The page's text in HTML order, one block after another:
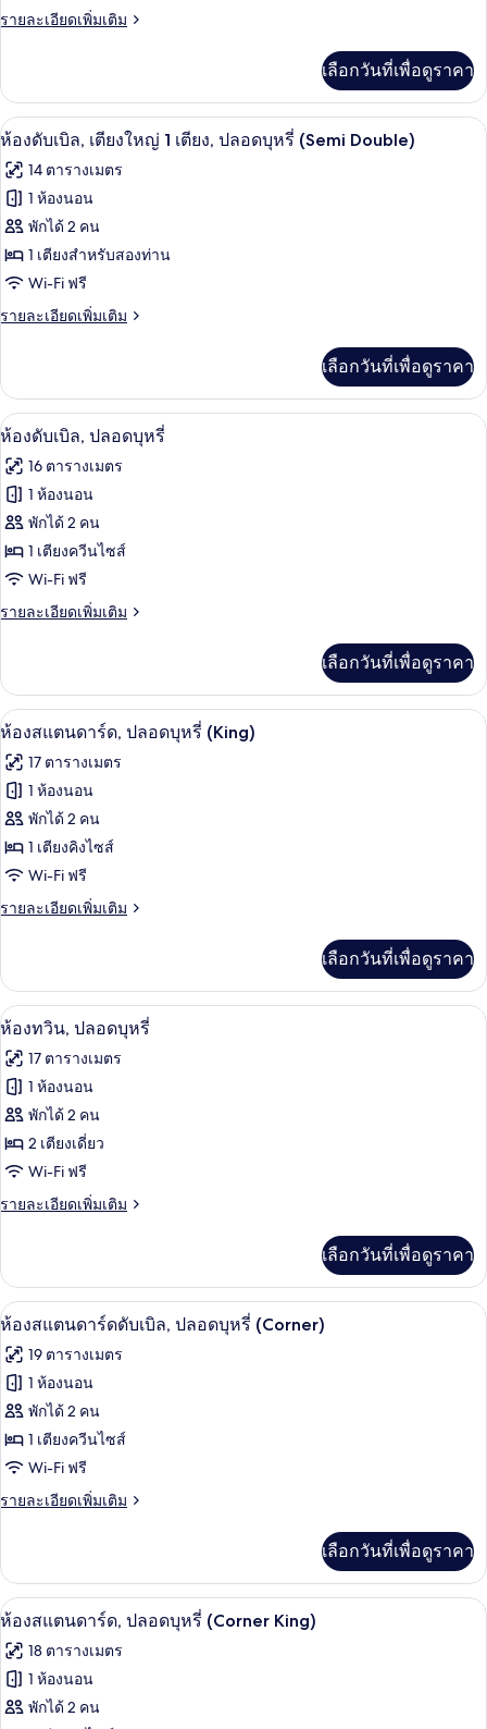
Standard
รายละเอียดเพิ่มเติม
ราย
เกี่ยว
กับ
Standard
Room
เลือกวันที่เพื่อดูราคา
เปิด
ภาพถ่าย
ทั้งหมด
ของ
ห้อง
ดับเบิล,
เตียง
1
เตียง,
ปลอด
บุหรี่
(Semi
Double)
โต๊ะทำงาน, ห้องเก็บเสียง, Wi-Fi ฟรี, ผ้
8
ห้องดับเบิล, เตียงใหญ่ 1 เตียง, ปลอดบุหรี่ (Semi Double)
14 ตารางเมตร
1 ห้องนอน
พักได้ 2 คน
1 เตียงสำหรับสองท่าน
Wi-Fi ฟรี
รายละเอียดเพิ่มเติม
ราย
เกี่ยว
กับ
ห้อง
เตียง
ใหญ่
เตียง,
ปลอด
บุหรี่
(Semi
Double)
เลือกวันที่เพื่อดูราคา
เปิด
ภาพถ่าย
ทั้งหมด
ของ
ห้อง
ดับเบิล,
ปลอด
โต๊ะทำงาน, ห้องเก็บเสียง, Wi-Fi ฟรี, ผ้
8
ห้องดับเบิล, ปลอดบุหรี่
16 ตารางเมตร
1 ห้องนอน
พักได้ 2 คน
1 เตียงควีนไซส์
Wi-Fi ฟรี
รายละเอียดเพิ่มเติม
ราย
เกี่ยว
กับ
ห้อง
ปลอด
บุหรี่
เลือกวันที่เพื่อดูราคา
เปิด
ภาพถ่าย
ทั้งหมด
ของ
ห้อง
สแตนดาร์ด,
ปลอด
(King)
โต๊ะทำงาน, ห้องเก็บเสียง, Wi-Fi ฟรี, ผ้
7
ห้องสแตนดาร์ด, ปลอดบุหรี่ (King)
17 ตารางเมตร
1 ห้องนอน
พักได้ 2 คน
1 เตียงคิงไซส์
Wi-Fi ฟรี
รายละเอียดเพิ่มเติม
ราย
เกี่ยว
กับ
ห้อง
ปลอด
บุหรี่
(King)
เลือกวันที่เพื่อดูราคา
เปิด
ภาพถ่าย
ทั้งหมด
ของ
ห้อง
ทวิน,
ปลอด
โต๊ะทำงาน, ห้องเก็บเสียง, Wi-Fi ฟรี, ผ้
9
ห้องทวิน, ปลอดบุหรี่
17 ตารางเมตร
1 ห้องนอน
พักได้ 2 คน
2 เตียงเดี่ยว
Wi-Fi ฟรี
รายละเอียดเพิ่มเติม
ราย
เกี่ยว
กับ
ห้อง
น,
ปลอด
บุหรี่
เลือกวันที่เพื่อดูราคา
เปิด
ภาพถ่าย
ทั้งหมด
ของ
ห้อง
สแตนดาร์ด
ดับเบิล,
บุหรี่
(Corner)
โต๊ะทำงาน, ห้องเก็บเสียง, Wi-Fi ฟรี, ผ้
8
ห้องสแตนดาร์ดดับเบิล, ปลอดบุหรี่ (Corner)
19 ตารางเมตร
1 ห้องนอน
พักได้ 2 คน
1 เตียงควีนไซส์
Wi-Fi ฟรี
รายละเอียดเพิ่มเติม
ราย
เกี่ยว
กับ
ห้อง
ดับเบิล,
ปลอด
บุหรี่
(Corner)
เลือกวันที่เพื่อดูราคา
เปิด
ภาพถ่าย
ทั้งหมด
ของ
โต๊ะทำงาน, ห้องเก็บเสียง, Wi-Fi ฟรี, ผ้
8
ห้องสแตนดาร์ด, ปลอดบุหรี่ (Corner King)
18 ตารางเมตร
1 ห้องนอน
พักได้ 2 คน